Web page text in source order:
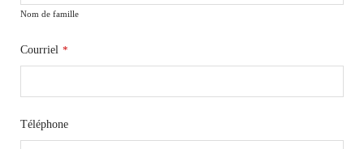
Nom de famille
Courriel *
Téléphone